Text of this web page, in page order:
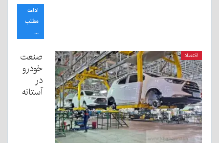
ادامه
مطلب
...
اقتصاد
صنعت
خودرو
در
آستانه